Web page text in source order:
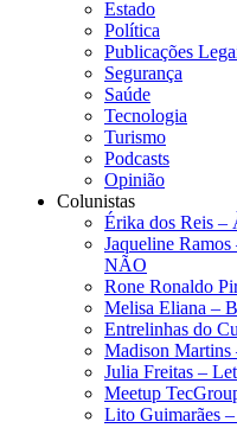
Estado
Política
Publicações
Segurança
Saúde
Tecnologia
Turismo
Podcasts
Opinião
Colunistas
Érika dos Reis​ –
Jaqueline
NÃO
Rone Ronaldo
Melisa Eliana –
Entrelinhas do
Madison Martins
Julia Freitas​ –
Meetup
Lito Guimarães